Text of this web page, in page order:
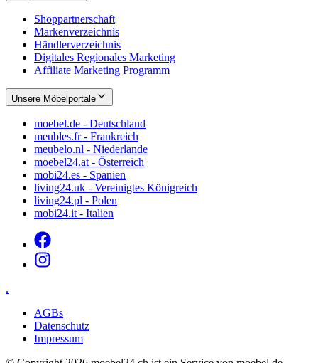
Shoppartnerschaft
Markenverzeichnis
Händlerverzeichnis
Digitales Regionales Marketing
Affiliate Marketing Programm
Unsere Möbelportale
moebel.de - Deutschland
meubles.fr - Frankreich
meubelo.nl - Niederlande
moebel24.at - Österreich
mobi24.es - Spanien
living24.uk - Vereinigtes Königreich
living24.pl - Polen
mobi24.it - Italien
.
AGBs
Datenschutz
Impressum